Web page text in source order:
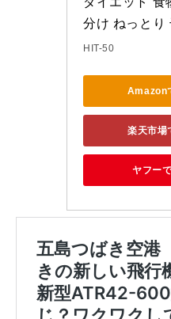
分け ねっとり
HIT-50
Amazon
楽天市場
ヤフー